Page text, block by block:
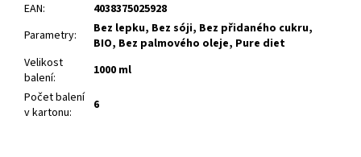
EAN:
4038375025928
Parametry:
Bez lepku, Bez sóji, Bez přidaného cukru,
BIO, Bez palmového oleje, Pure diet
Velikost
balení:
1000 ml
Počet balení
v kartonu: 6